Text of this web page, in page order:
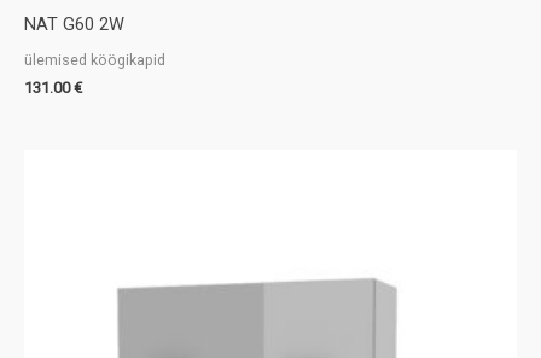
NAT G60 2W
ülemised köögikapid
131.00€